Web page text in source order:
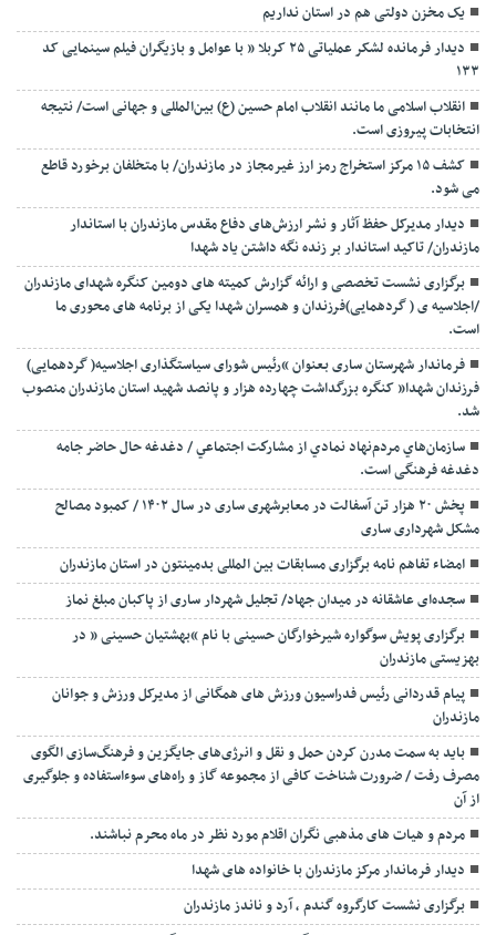
یک مخزن دولتی هم در استان نداریم
دیدار فرمانده لشکر عملیاتی ۲۵ کربلا ” با عوامل و بازیگران فیلم سینمایی کد
۱۳۳
انقلاب اسلامی ما مانند انقلاب امام حسین (ع) بین‌المللی و جهانی است/ نتیجه
انتخابات پیروزی است.
کشف ۱۵ مرکز استخراج رمز ارز غیرمجاز در مازندران/ با متخلفان برخورد قاطع
می شود.
دیدار مدیرکل حفظ آثار و نشر ارزش‌های دفاع مقدس مازندران با استاندار
مازندران/ تاکید استاندار بر زنده نگه داشتن یاد شهدا
برگزاری نشست تخصصی و ارائه گزارش کمیته های دومین کنگره شهدای مازندران
/اجلاسیه ی ( گردهمایی)فرزندان و همسران شهدا یکی از برنامه های محوری ما
است.
فرماندار شهرستان ساری بعنوان “رئیس شورای سیاستگذاری اجلاسیه( گردهمایی)
فرزندان شهدا” کنگره بزرگداشت چهارده هزار و پانصد شهید استان مازندران منصوب
شد.
سازمان‌هاي مردم‌نهاد نمادي از مشاركت اجتماعي / دغدغه حال حاضر جامه
دغدغه فرهنگی است.
پخش ۲۰ هزار تن آسفالت در معابرشهری ساری در سال ۱۴۰۲ / کمبود مصالح
مشکل شهرداری ساری
امضاء تفاهم نامه برگزاری مسابقات بین المللی بدمینتون در استان مازندران
سجده‌ای عاشقانه در میدان جهاد/ تجلیل شهردار ساری از پاکبان مبلغ نماز
برگزاری پویش سوگواره شیرخوارگان حسینی با نام “بهشتیان حسینی ” در
بهزیستی مازندران
پیام قدردانی رئیس فدراسیون ورزش های همگانی از مدیرکل ورزش و جوانان
مازندران
باید به سمت مدرن کردن حمل و نقل و انرژی‌های جایگزین و فرهنگ‌سازی الگوی
مصرف رفت / ضرورت شناخت کافی از مجموعه گاز و راه‌های سوءاستفاده و جلوگیری
از آن
مردم و هیات های مذهبی نگران اقلام مورد نظر در ماه محرم نباشند.
دیدار فرماندار مرکز مازندران با خانواده های شهدا
برگزاری نشست کارگروه گندم ، آرد و ناندز مازندران